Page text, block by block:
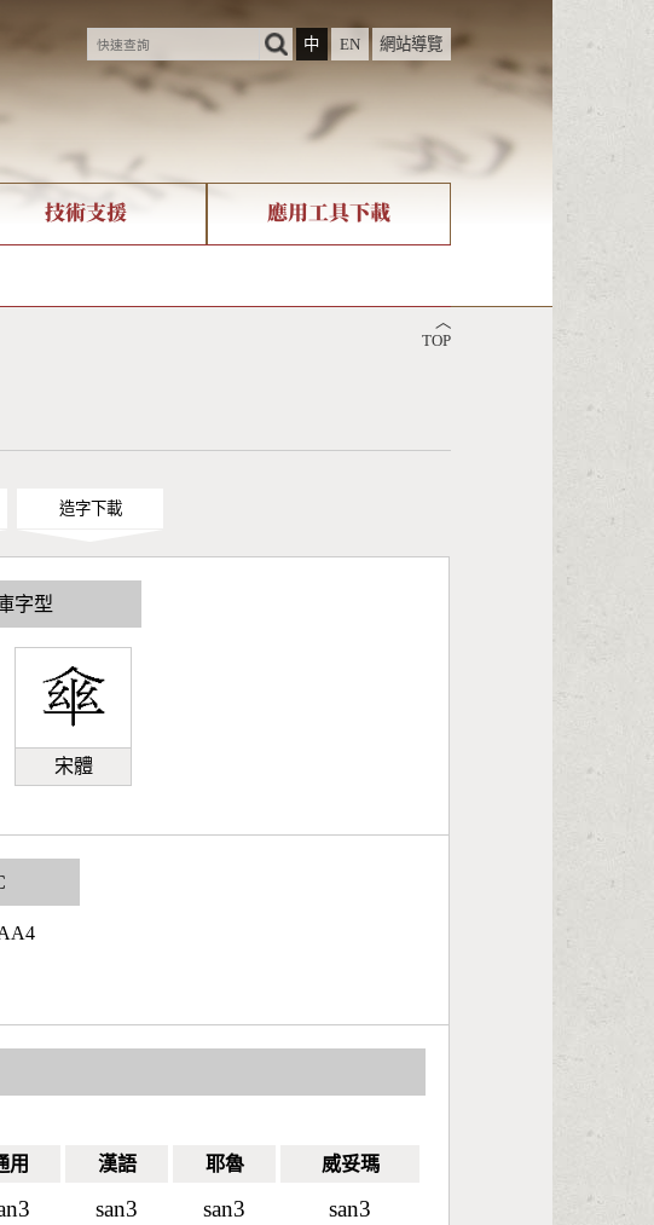
中
EN 網站導覽
技術支援 應用工具下載
︿
TOP
造字下載
字型
宋體
用 漢語 耶魯 威妥瑪
san3
san3
san3